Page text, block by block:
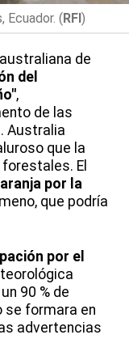
Ecuador. (RFI)
de
del
,
de las
Australia
que la
El
por la
que podría
por el
90 % de
se formara en
advertencias